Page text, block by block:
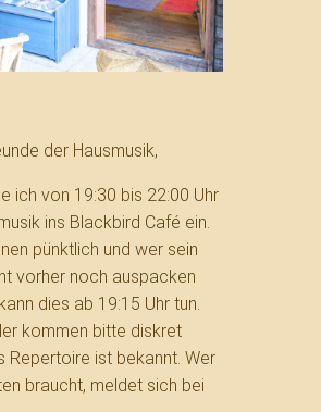
der Hausmusik,
ich von 19:30 bis 22:00 Uhr
ins Blackbird Café ein.
pünktlich und wer sein
vorher noch auspacken
dies ab 19:15 Uhr tun.
kommen bitte diskret
Repertoire ist bekannt. Wer
braucht, meldet sich bei